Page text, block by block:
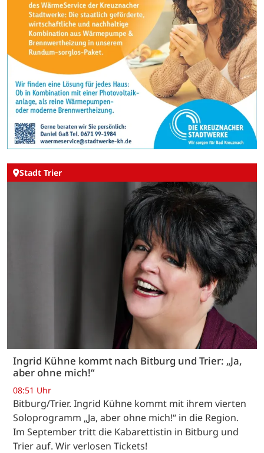
Stadt Trier
Ingrid Kühne kommt nach Bitburg und Trier: „Ja,
aber ohne mich!“
08:51 Uhr
Bitburg/Trier. Ingrid Kühne kommt mit ihrem vierten
Soloprogramm „Ja, aber ohne mich!“ in die Region.
Im September tritt die Kabarettistin in Bitburg und
Trier auf. Wir verlosen Tickets!